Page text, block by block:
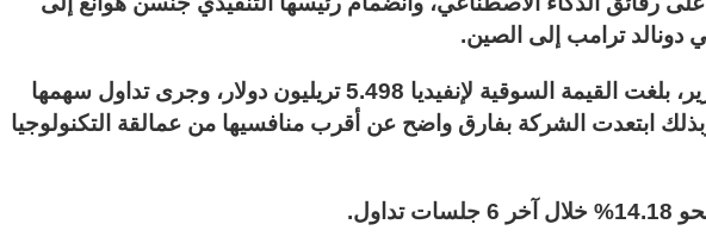
دونالد ترامب إلى الصين.
ووقت إعداد هذا التقرير، بلغت القيمة السوقية لإنفيديا 5.498 تريليون دولار، وجرى تداول سهمها
دولارا، وبذلك ابتعدت الشركة بفارق واضح عن أقرب منافسيها من عمالقة التكنولوجيا